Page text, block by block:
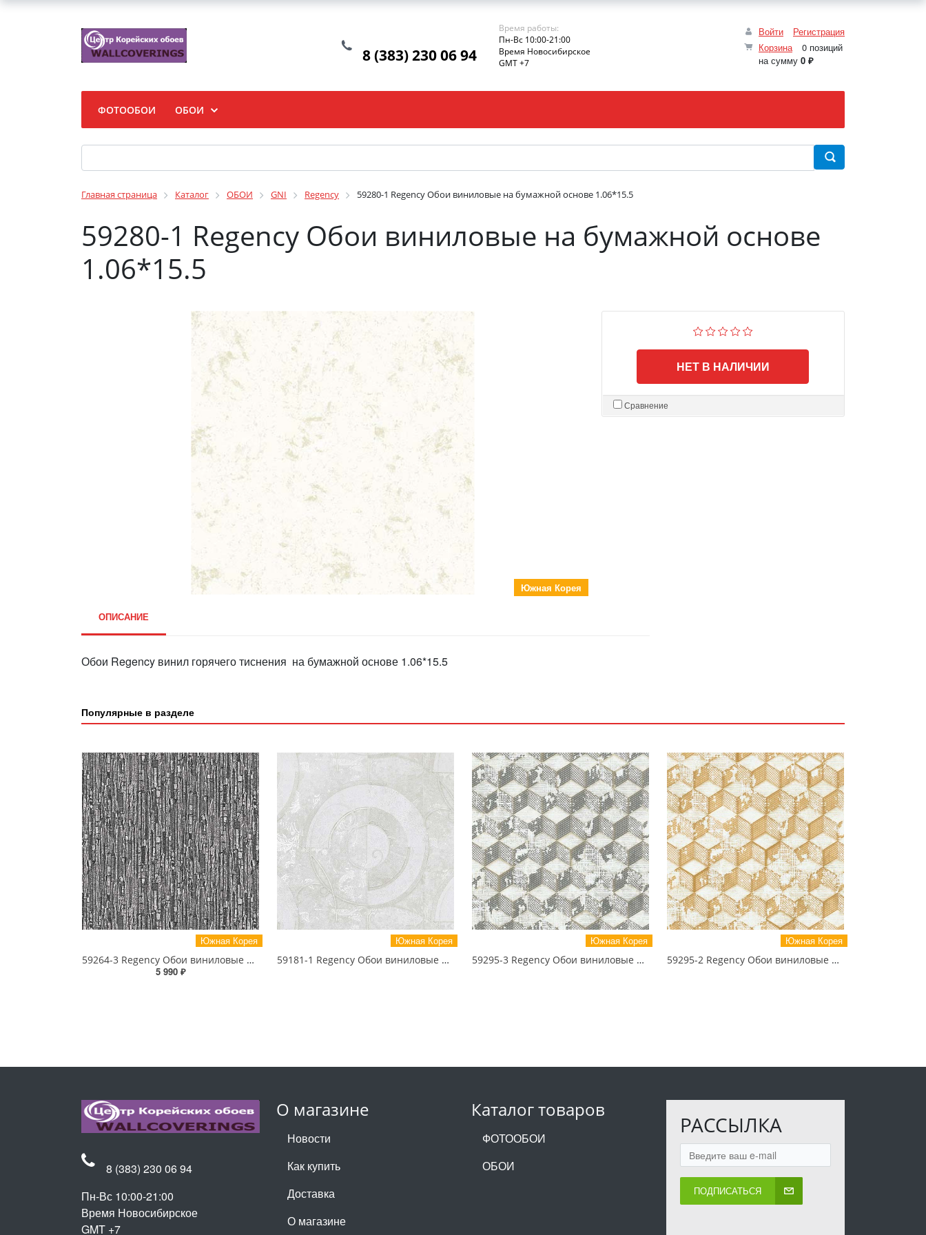
Войти
Регистрация
Корзина
0 позиций
на сумму 0 ₽
8 (383) 230 06 94
Время работы:
Пн-Вс 10:00-21:00
Время Новосибирское
GMT +7
ФОТООБОИ ОБОИ
Главная страница Каталог ОБОИ GNI Regency 59280-1 Regency Обои виниловые на бумажной основе 1.06*15.5
59280-1 Regency Обои виниловые на бумажной основе
1.06*15.5
Южная Корея
НЕТ В НАЛИЧИИ
Сравнение
ОПИСАНИЕ
Обои Regency винил горячего тиснения на бумажной основе 1.06*15.5
Популярные в разделе
Южная Корея
59264-3 Regency Обои виниловые на бумажной основе 1.06*15.5
5 990 ₽
Южная Корея
59181-1 Regency Обои виниловые на бумажной основе 1.06*15.5
Южная Корея
59295-3 Regency Обои виниловые на бумажной основе 1.06*15.5
Южная Корея
59295-2 Regency Обои виниловые на бумажной основе 1.06*15.5
О магазине
Новости
Как купить
Доставка
О магазине
Каталог товаров
ФОТООБОИ
ОБОИ
РАССЫЛКА
ПОДПИСАТЬСЯ
8 (383) 230 06 94
Пн-Вс 10:00-21:00
Время Новосибирское
GMT +7